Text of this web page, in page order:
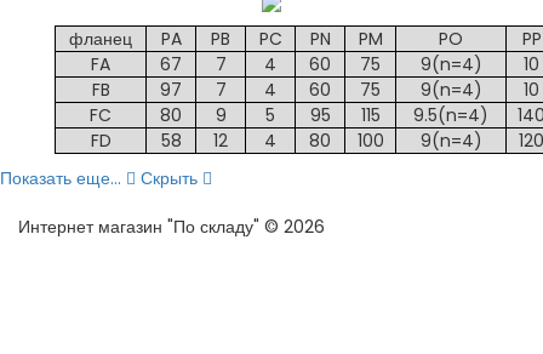
фланец PA PB PC PN PM PO
PP
FA
67 7 4 60 75 9(n=4)
10
FB
97 7 4 60 75 9(n=4)
10
FC
80 9 5 95 115 9.5(n=4)
FD
58 12 4 80 100 9(n=4)
120
Показать еще...
Скрыть
Интернет магазин "По складу" © 2026